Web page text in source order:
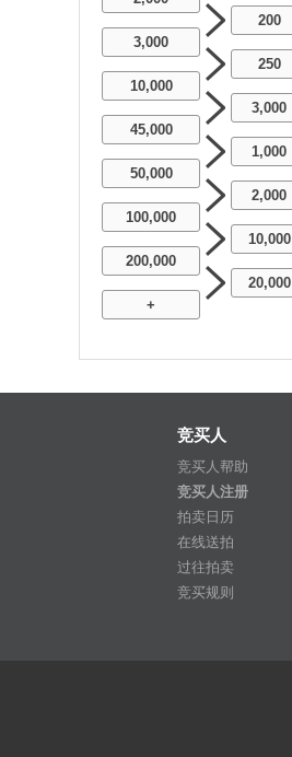
200
3,000
250
10,000
3,000
45,000
1,000
50,000
2,000
100,000
10,000
200,000
20,000
+
竞买人
竞买人帮助
竞买人注册
拍卖日历
在线送拍
过往拍卖
竞买规则